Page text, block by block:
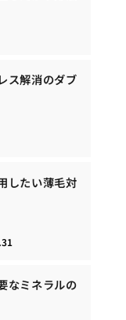
ス解消のダブ
したい薄毛対
なミネラルの